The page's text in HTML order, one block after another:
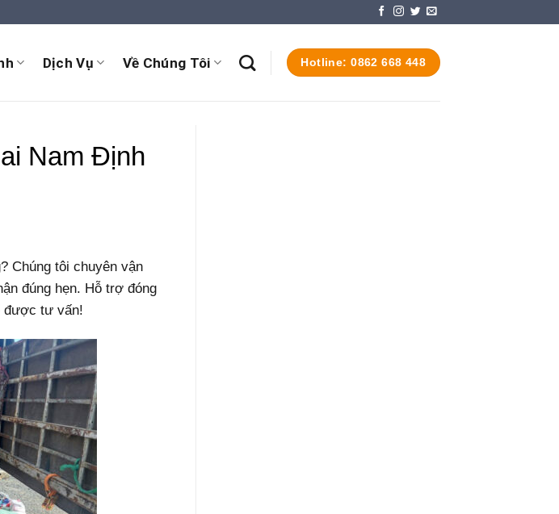
Dịch Vụ Về Chúng Tôi Hotline: 0862 668 448
Nam Định
Chúng tôi chuyên vận
đúng hẹn. Hỗ trợ đóng
được tư vấn!